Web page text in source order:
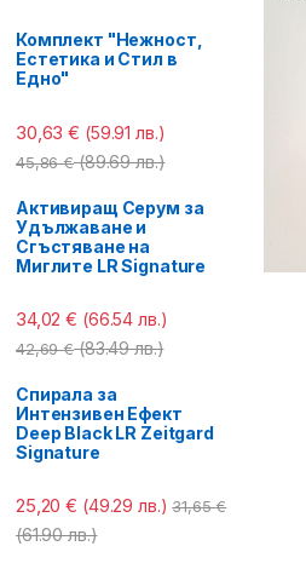
Комплект "Нежност,
Естетика и Стил в
Едно"
30,63€ (59.91 лв.)
45,86€ (89.69 лв.)
Активиращ Серум за
Удължаване и
Сгъстяване на
Миглите LR Signature
34,02€ (66.54 лв.)
42,69€ (83.49 лв.)
Спирала за
Интензивен Ефект
Deep Black LR Zeitgard
Signature
25,20€ (49.29 лв.) 31,65€
(61.90 лв.)